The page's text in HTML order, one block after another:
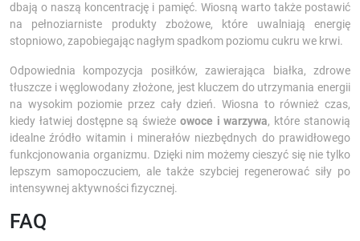
dbają o naszą koncentrację i pamięć. Wiosną warto także postawić
na pełnoziarniste produkty zbożowe, które uwalniają energię
stopniowo, zapobiegając nagłym spadkom poziomu cukru we krwi.
Odpowiednia kompozycja posiłków, zawierająca białka, zdrowe
tłuszcze i węglowodany złożone, jest kluczem do utrzymania energii
na wysokim poziomie przez cały dzień. Wiosna to również czas,
kiedy łatwiej dostępne są świeże owoce i warzywa, które stanowią
idealne źródło witamin i minerałów niezbędnych do prawidłowego
funkcjonowania organizmu. Dzięki nim możemy cieszyć się nie tylko
lepszym samopoczuciem, ale także szybciej regenerować siły po
intensywnej aktywności fizycznej.
FAQ